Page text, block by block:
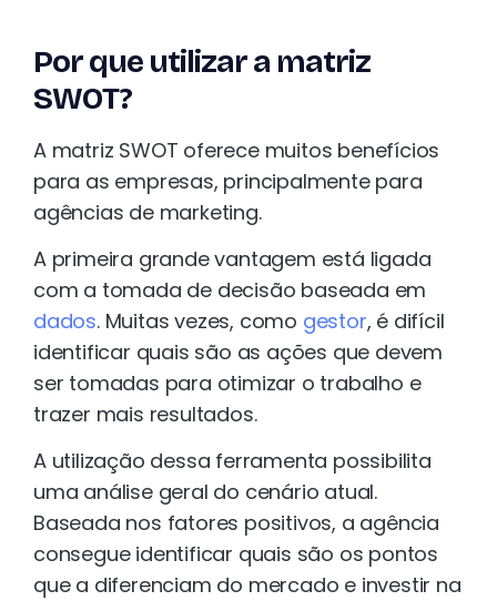
Por que utilizar a matriz
SWOT?
A matriz SWOT oferece muitos benefícios
para as empresas, principalmente para
agências de marketing.
A primeira grande vantagem está ligada
com a tomada de decisão baseada em
dados. Muitas vezes, como gestor, é difícil
identificar quais são as ações que devem
ser tomadas para otimizar o trabalho e
trazer mais resultados.
A utilização dessa ferramenta possibilita
uma análise geral do cenário atual.
Baseada nos fatores positivos, a agência
consegue identificar quais são os pontos
que a diferenciam do mercado e investir na